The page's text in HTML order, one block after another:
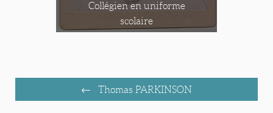
Collégien en uniforme
scolaire
Thomas PARKINSON